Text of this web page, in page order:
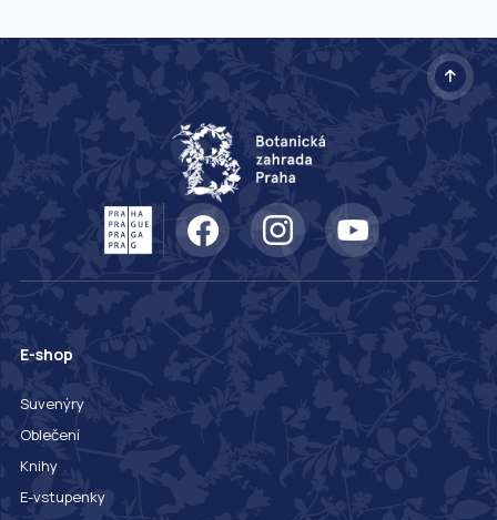
E-shop
Suvenýry
Oblečení
Knihy
E-vstupenky